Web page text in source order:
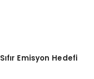
Emisyon Hedefi